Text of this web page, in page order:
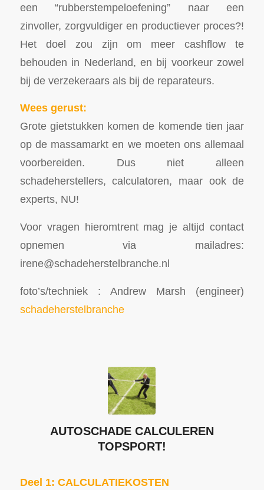
een “rubberstempeloefening” naar een
zinvoller, zorgvuldiger en productiever proces?!
Het doel zou zijn om meer cashflow te
behouden in Nederland, en bij voorkeur zowel
bij de verzekeraars als bij de reparateurs.
Wees gerust:
Grote gietstukken komen de komende tien jaar
op de massamarkt en we moeten ons allemaal
voorbereiden. Dus niet alleen
schadeherstellers, calculatoren, maar ook de
experts, NU!
Voor vragen hieromtrent mag je altijd contact
opnemen via mailadres:
irene@schadeherstelbranche.nl
foto’s/techniek : Andrew Marsh (engineer)
schadeherstelbranche
AUTOSCHADE CALCULEREN
TOPSPORT!
Deel 1: CALCULATIEKOSTEN